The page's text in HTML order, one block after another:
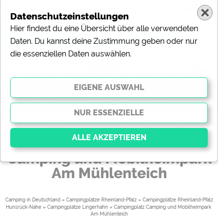
Camping und Erholung Pur auf dem Camping und Mobilheimpark Am
Mühlenteich
(c) Heribert Christ
Camping und Mobilheimpark
Am Mühlenteich
Camping in Deutschland » Campingplätze Rheinland-Pfalz» Campingplätze Rheinland-Pfalz
Hunsrück-Nahe» Campingplätze Lingerhahn » Campingplatz Camping und Mobilheimpark
Am Mühlenteich
Um
Um
Datenschutzeinstellungen
Hier findest du eine Übersicht über alle verwendeten
Daten. Du kannst deine Zustimmung geben oder nur
die essenziellen Daten auswählen.
Website dringend erforderlich. Ohne diese Cookies
werden Teile der Website nicht funktionieren.